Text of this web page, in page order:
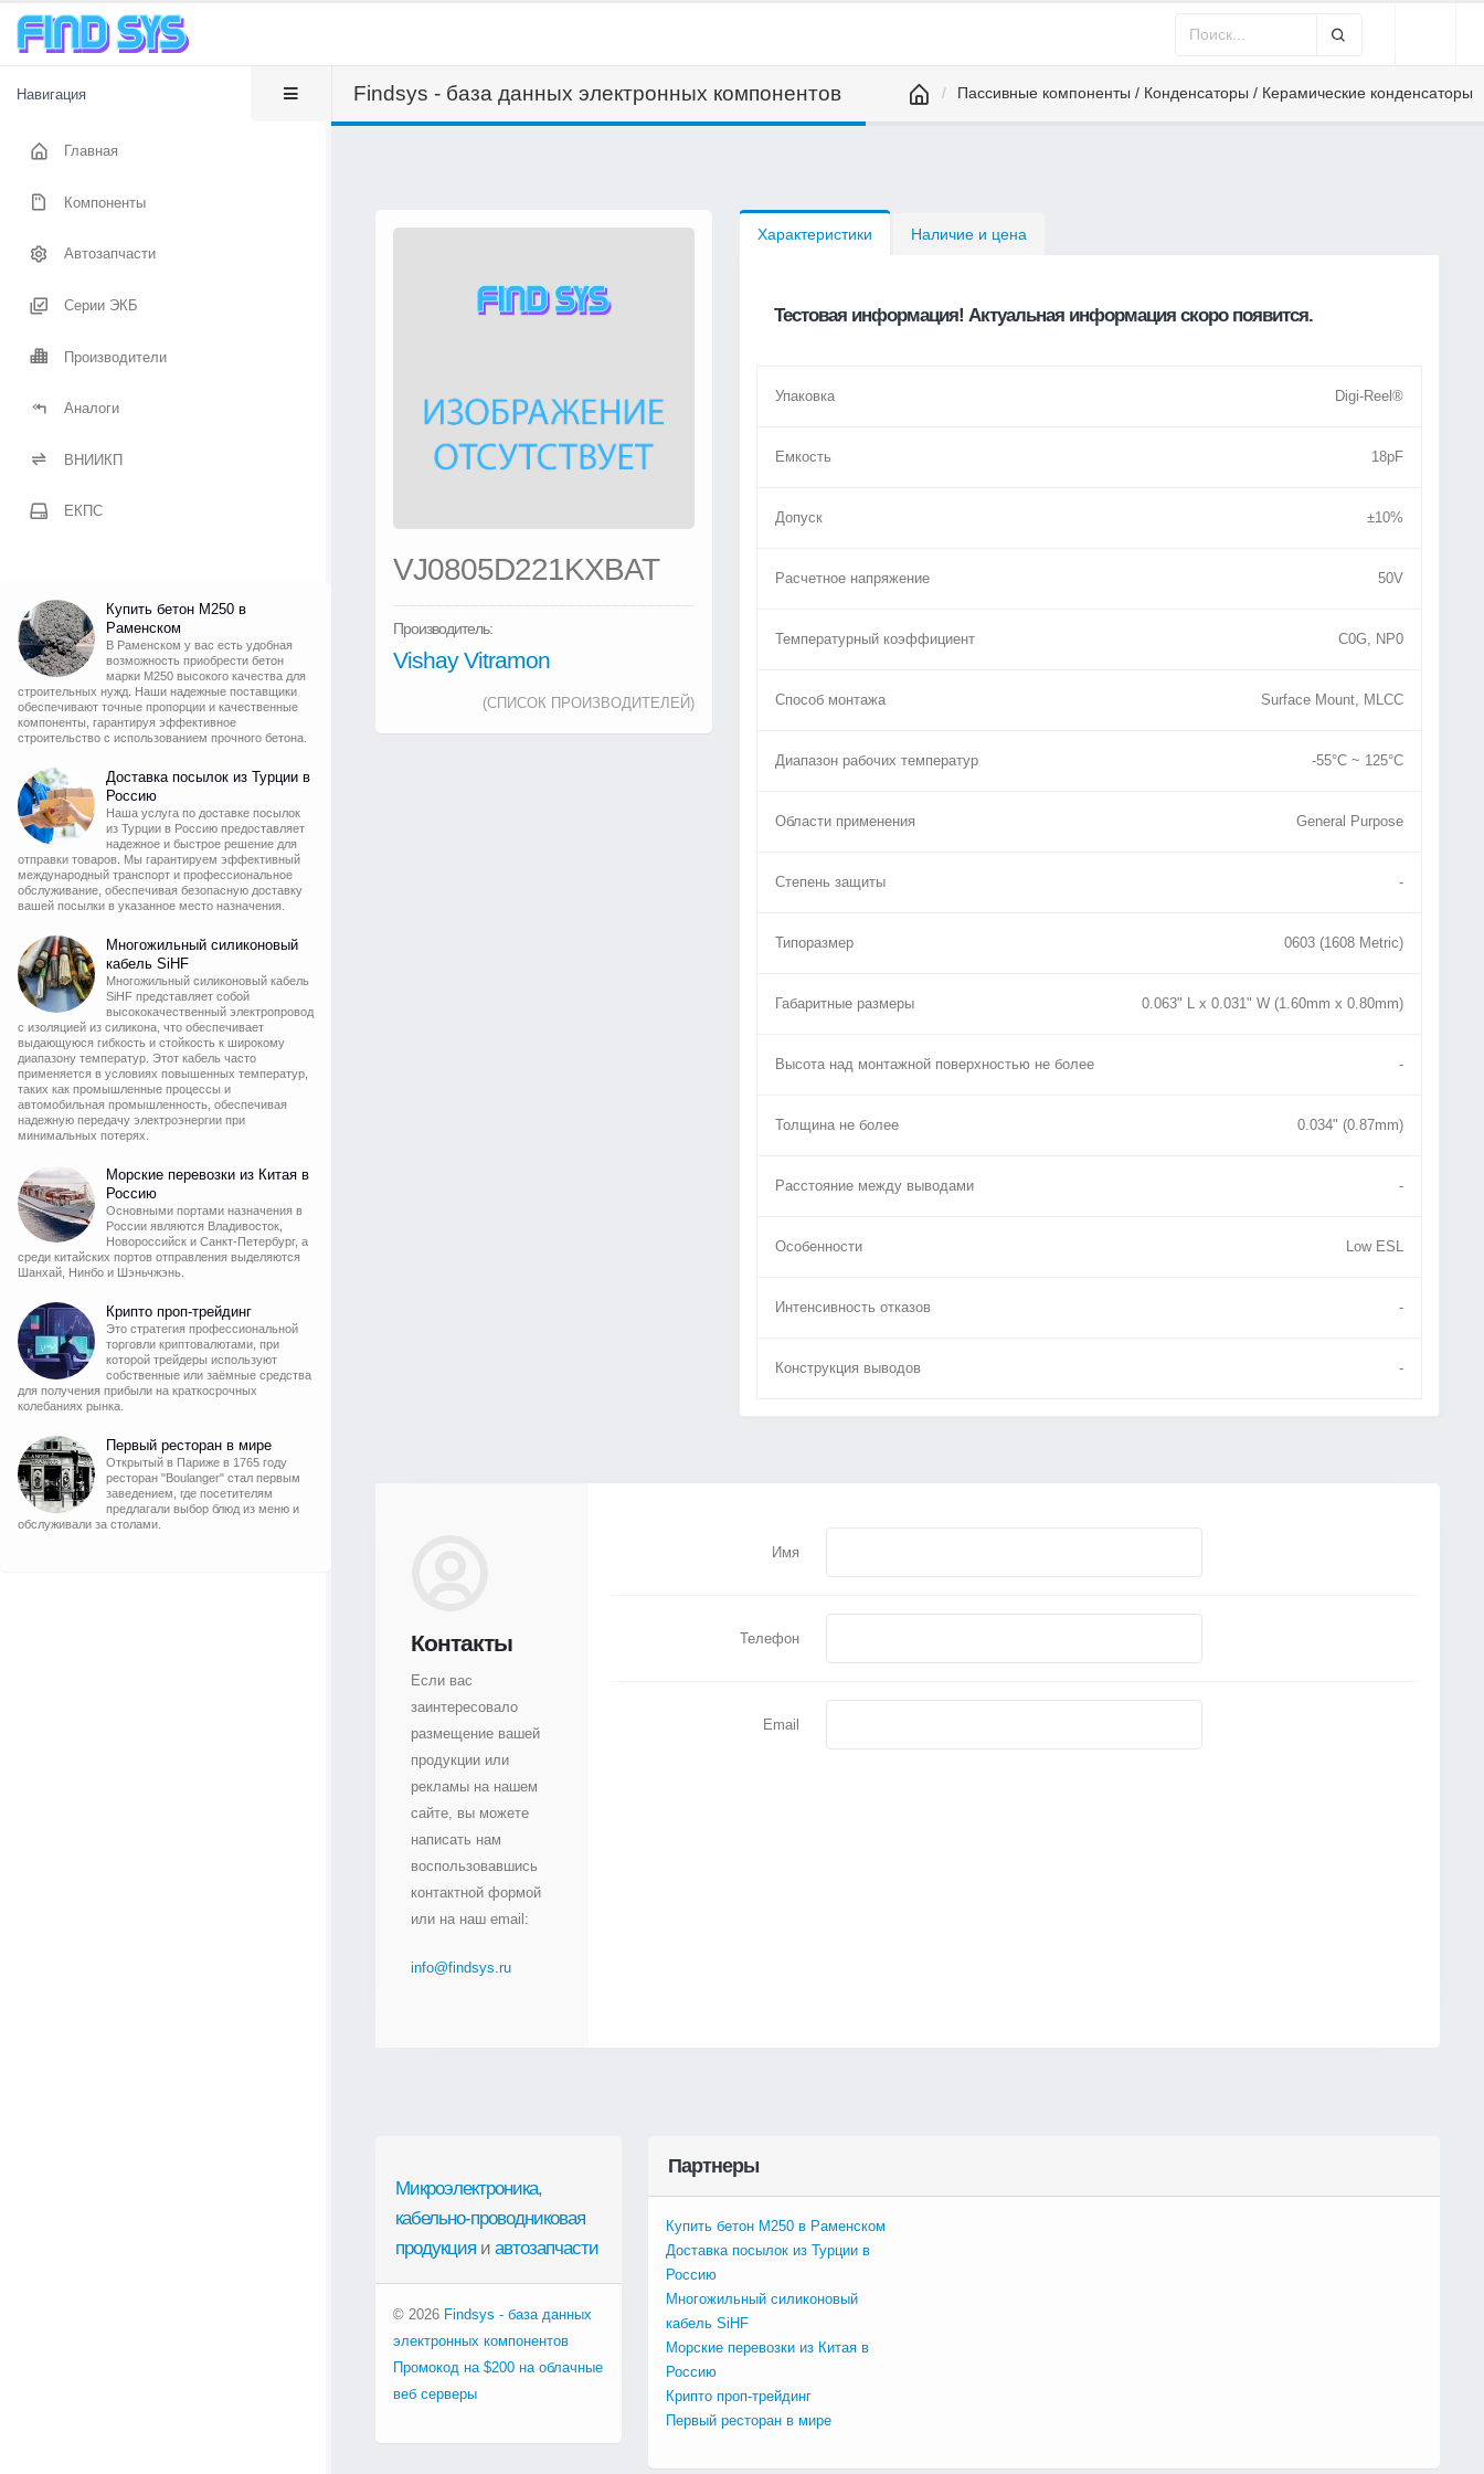
Навигация
Главная
Компоненты
Автозапчасти
Серии ЭКБ
Производители
Аналоги
ВНИИКП
ЕКПС
Купить бетон М250 в
Раменском
В Раменском у вас есть удобная
возможность приобрести бетон
марки М250 высокого качества для
строительных нужд. Наши надежные поставщики
обеспечивают точные пропорции и качественные
компоненты, гарантируя эффективное
строительство с использованием прочного бетона.
Доставка посылок из Турции в
Россию
Наша услуга по доставке посылок
из Турции в Россию предоставляет
надежное и быстрое решение для
отправки товаров. Мы гарантируем эффективный
международный транспорт и профессиональное
обслуживание, обеспечивая безопасную доставку
вашей посылки в указанное место назначения.
Многожильный силиконовый
кабель SiHF
Многожильный силиконовый кабель
SiHF представляет собой
высококачественный электропровод
с изоляцией из силикона, что обеспечивает
выдающуюся гибкость и стойкость к широкому
диапазону температур. Этот кабель часто
применяется в условиях повышенных температур,
таких как промышленные процессы и
автомобильная промышленность, обеспечивая
надежную передачу электроэнергии при
минимальных потерях.
Морские перевозки из Китая в
Россию
Основными портами назначения в
России являются Владивосток,
Новороссийск и Санкт-Петербург, а
среди китайских портов отправления выделяются
Шанхай, Нинбо и Шэньчжэнь.
Крипто проп-трейдинг
Это стратегия профессиональной
торговли криптовалютами, при
которой трейдеры используют
собственные или заёмные средства
для получения прибыли на краткосрочных
колебаниях рынка.
Первый ресторан в мире
Открытый в Париже в 1765 году
ресторан "Boulanger" стал первым
заведением, где посетителям
предлагали выбор блюд из меню и
обслуживали за столами.
Findsys - база данных электронных компонентов Пассивные компоненты / Конденсаторы / Керамические конденсаторы
VJ0805D221KXBAT
Производитель:
Vishay Vitramon
(СПИСОК ПРОИЗВОДИТЕЛЕЙ)
Характеристики Наличие и цена
Тестовая информация! Актуальная информация скоро появится.
Упаковка Digi-Reel®
Емкость 18pF
Допуск ±10%
Расчетное напряжение 50V
Температурный коэффициент C0G, NP0
Способ монтажа Surface Mount, MLCC
Диапазон рабочих температур -55°C ~ 125°C
Области применения General Purpose
Степень защиты -
Типоразмер 0603 (1608 Metric)
Габаритные размеры 0.063" L x 0.031" W (1.60mm x 0.80mm)
Высота над монтажной поверхностью не более -
Толщина не более 0.034" (0.87mm)
Расстояние между выводами -
Особенности Low ESL
Интенсивность отказов -
Конструкция выводов -
Контакты
Если вас
заинтересовало
размещение вашей
продукции или
рекламы на нашем
сайте, вы можете
написать нам
воспользовавшись
контактной формой
или на наш email:
info@findsys.ru
Имя
Телефон
Email
Микроэлектроника,
кабельно-проводниковая
продукция и автозапчасти
© 2026 Findsys - база данных
электронных компонентов
Промокод на $200 на облачные
веб серверы
Партнеры
Купить бетон М250 в Раменском
Доставка посылок из Турции в
Россию
Многожильный силиконовый
кабель SiHF
Морские перевозки из Китая в
Россию
Крипто проп-трейдинг
Первый ресторан в мире